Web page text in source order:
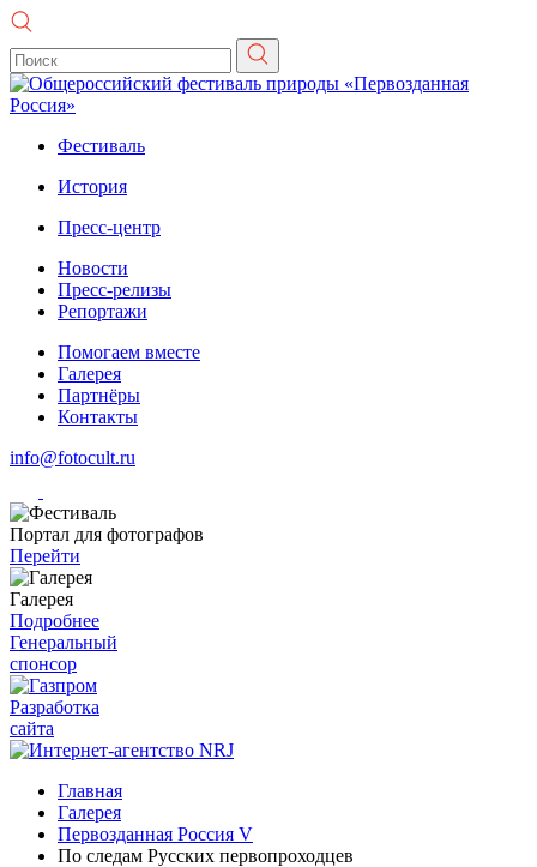
Фестиваль
История
Пресс-центр
Новости
Пресс-релизы
Репортажи
Помогаем вместе
Галерея
Партнёры
Контакты
info@fotocult.ru
Портал для фотографов
Перейти
Галерея
Подробнее
Генеральный
спонсор
Разработка
сайта
Главная
Галерея
Первозданная Россия V
По следам Русских первопроходцев